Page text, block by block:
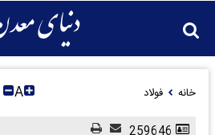
خانه فولاد A